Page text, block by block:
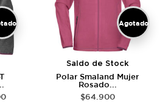
Agotado
Saldo de Stock
Polar Smaland Mujer
Rosado...
$64.900